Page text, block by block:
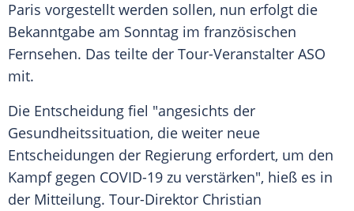
Paris vorgestellt werden sollen, nun erfolgt die
Bekanntgabe am Sonntag im französischen
Fernsehen. Das teilte der Tour-Veranstalter ASO
mit.
Die Entscheidung fiel "angesichts der
Gesundheitssituation, die weiter neue
Entscheidungen der Regierung erfordert, um den
Kampfgegen COVID-19 zu verstärken", hieß es in
der Mitteilung. Tour-Direktor Christian